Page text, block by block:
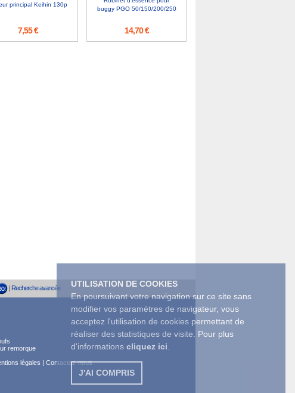
UTILISATION DE COOKIES
En poursuivant votre navigation sur ce site sans
modifier vos paramètres de navigateur, vous
acceptez l'utilisation de cookies permettant de
réaliser des statistiques de visite. Pour plus
d'informations cliquez ici
J'AI COMPRIS
principal Keihin 130p
7,55 €
buggy PGO 50/150/200/250
14,70 €
| Recherche avancée
remorque
légales | Contactez-nous